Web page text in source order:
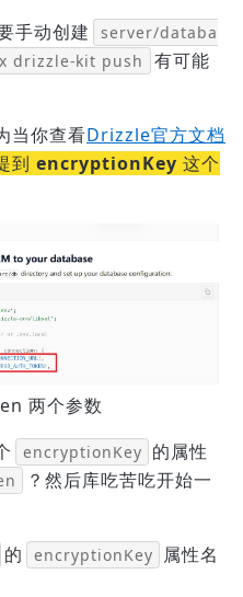
手动创建
server/databa
drizzle-kit push
有可能
当你查看Drizzle官方文档
到 encryptionKey 这个
两个参数
encryptionKey 的属性
？然后库吃苦吃开始一
的 encryptionKey 属性名